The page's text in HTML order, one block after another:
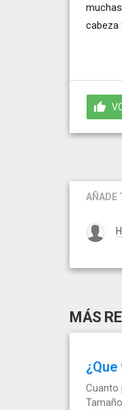
cabeza
AÑADE
MÁS
Cuanto